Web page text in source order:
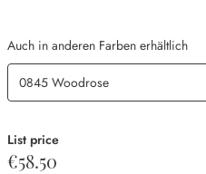
Auch in anderen Farben erhältlich
List price
€58.50